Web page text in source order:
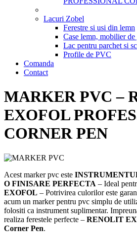
Lacuri Zobel
Ferestre si usi din lemn
Case lemn, mobilier
Lac pentru parchet si
Profile de PVC
Comanda
Contact
MARKER PVC –
EXOFOL
CORNER PEN
Acest marker pvc este
O FINISARE PERFECTA – Ideal
EXOFOL – Potrivirea culorilor este
acum un marker pentru pvc simplu de
folositi ca instrument suplimentar.
realiza ferestele perfecte – RENOLIT
Corner Pen.